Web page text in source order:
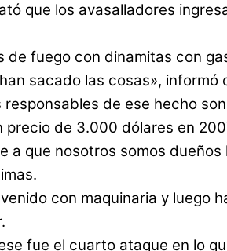
que los avasalladores
de fuego con dinamitas con
sacado las cosas», informó
de ese hecho
precio de 3.000 dólares en
a que nosotros somos
con maquinaria y
fue el cuarto ataque en lo